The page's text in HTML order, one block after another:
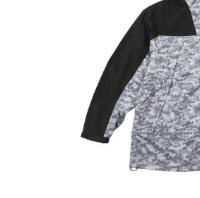
返品交換希望の方は、商品到着後1週間
下着(肌着)やワイシャツは商品の性質上